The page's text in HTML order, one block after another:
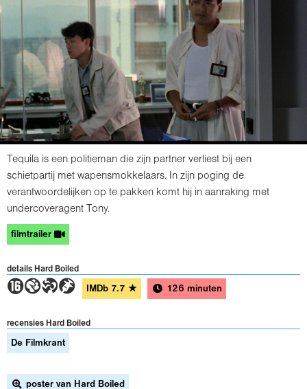
Tequila is een politieman die zijn partner verliest bij een
schietpartij met wapensmokkelaars. In zijn poging de
verantwoordelijken op te pakken komt hij in aanraking met
undercoveragent Tony.
filmtrailer
details Hard Boiled
6GTH IMDb 7.7 ★ 126 minuten
recensies Hard Boiled
De Filmkrant
poster van Hard Boiled